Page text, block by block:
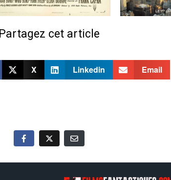
Partagez cet article
X Linkedin Email